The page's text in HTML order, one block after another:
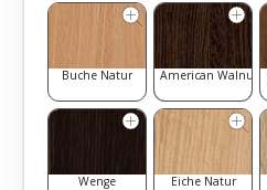
Buche Natur American Walnut
Wenge Eiche Natur